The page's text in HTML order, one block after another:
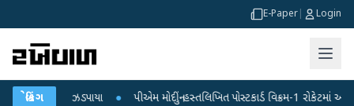
E-Paper Login
બ્રેકિંગ
● પીએમ મોદીનું હસ્તલિખિત પોસ્ટકાર્ડ વિક્રમ-1 રોકેટમાં અવકાશમાં જશે ●